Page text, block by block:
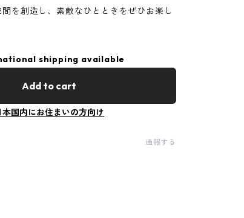
を創造し、素敵なひとときをぜひお楽し
shipping available
Add to cart
本国内にお住まいの方向け
通報する